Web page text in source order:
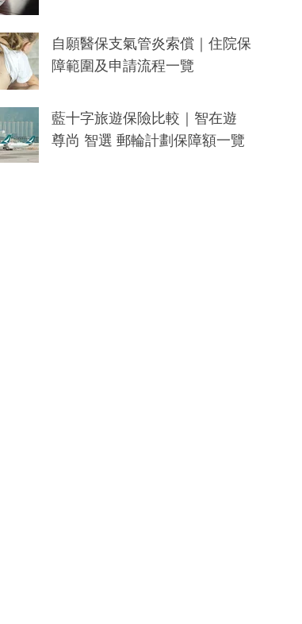
自願醫保支氣管炎索償｜住院保
障範圍及申請流程一覽
藍十字旅遊保險比較｜智在遊
尊尚 智選 郵輪計劃保障額一覽